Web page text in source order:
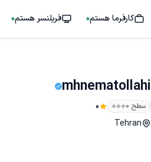
کارفرما هستم فریلنسر هستم
mhnematollahi
سطح ۰ 0
Tehran